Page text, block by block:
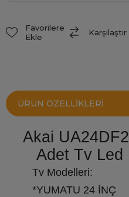
Favorilere
Ekle
Karşılaştır
ÜRÜN ÖZELLIKLERI
Akai
Adet Tv Led
Tv Modelleri:
*YUMATU 24 İNÇ